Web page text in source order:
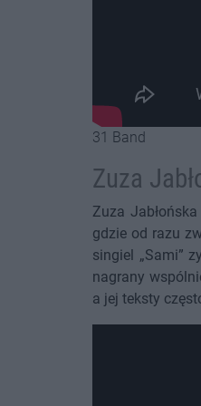
31 Band
Zuza
Zuza
gdzie od razu
singiel „Sami”
nagrany
a jej teksty